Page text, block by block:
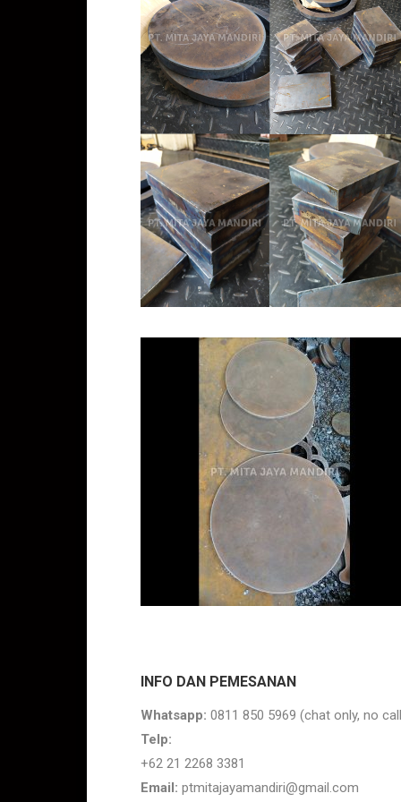
INFO DAN PEMESANAN
Whatsapp: 0811 850 5969 (chat only, no
Telp:
+62 21 2268 3381
Email: ptmitajayamandiri@gmail.com